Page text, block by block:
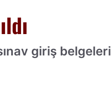
giriş belgeleri